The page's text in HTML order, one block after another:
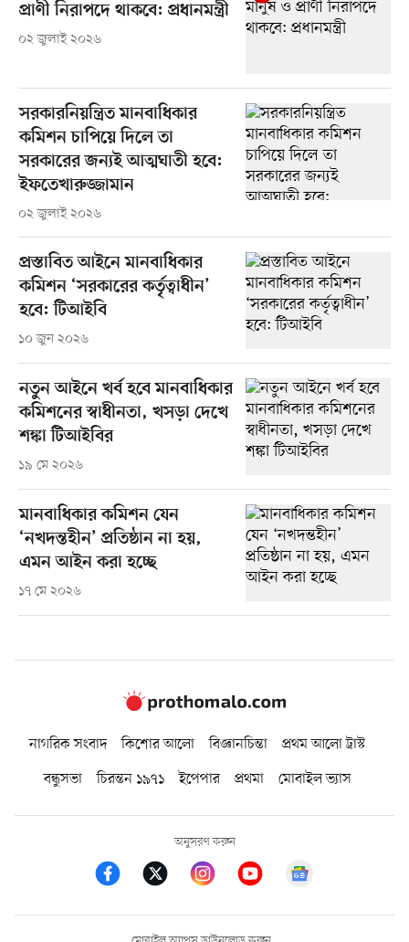
প্রাণী নিরাপদে থাকবে: প্রধানমন্ত্রী
০২ জুলাই ২০২৬
সরকারনিয়ন্ত্রিত মানবাধিকার
কমিশন চাপিয়ে দিলে তা
সরকারের জন্যই আত্মঘাতী হবে:
ইফতেখারুজ্জামান
০২ জুলাই ২০২৬
প্রস্তাবিত আইনে মানবাধিকার
কমিশন ‘সরকারের কর্তৃত্বাধীন’
হবে: টিআইবি
১০ জুন ২০২৬
নতুন আইনে খর্ব হবে মানবাধিকার
কমিশনের স্বাধীনতা, খসড়া দেখে
শঙ্কা টিআইবির
১৯ মে ২০২৬
মানবাধিকার কমিশন যেন
‘নখদন্তহীন’ প্রতিষ্ঠান না হয়,
এমন আইন করা হচ্ছে
১৭ মে ২০২৬
নাগরিক সংবাদ কিশোর আলো বিজ্ঞানচিন্তা
প্রথম আলো ট্রাস্ট
বন্ধুসভা
চিরন্তন ১৯৭১ ইপেপার প্রথমা মোবাইল ভ্যাস
অনুসরণ করুন